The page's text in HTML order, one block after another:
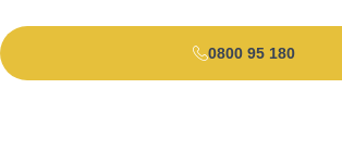
0800 95 180